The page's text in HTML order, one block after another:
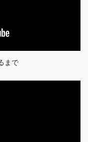
まで